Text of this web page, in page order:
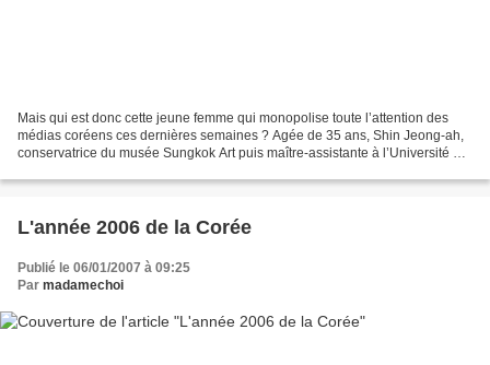
Mais qui est donc cette jeune femme qui monopolise toute l’attention des
médias coréens ces dernières semaines ? Agée de 35 ans, Shin Jeong-ah,
conservatrice du musée Sungkok Art puis maître-assistante à l’Université de
L'année 2006 de la Corée
Publié le 06/01/2007 à 09:25
Par madamechoi